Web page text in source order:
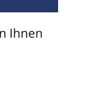
Ihnen